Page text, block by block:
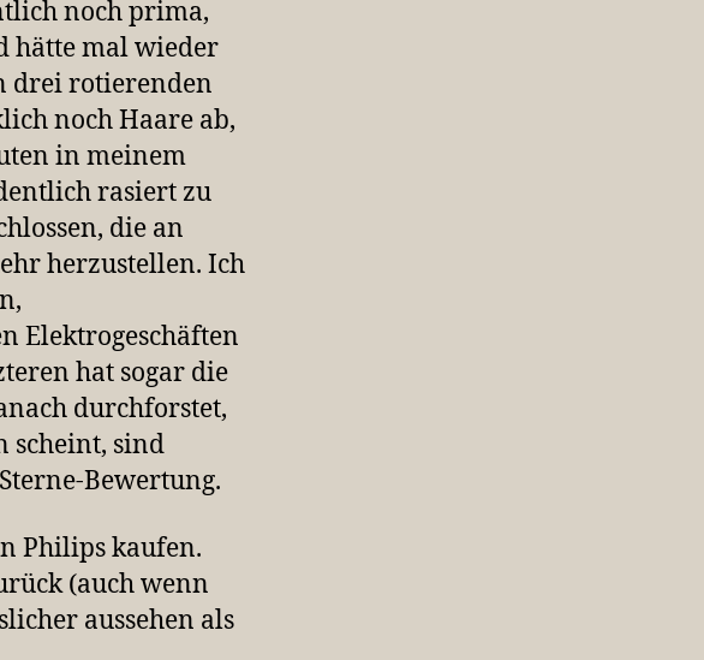
noch prima,
hätte mal wieder
drei rotierenden
noch Haare ab,
in meinem
rasiert zu
die an
herzustellen. Ich
Elektrogeschäften
hat sogar die
durchforstet,
scheint, sind
Bewertung.
Philips kaufen.
(auch wenn
aussehen als